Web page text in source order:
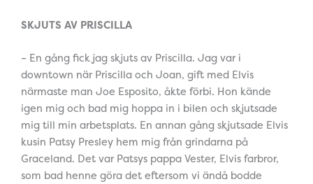
SKJUTS AV PRISCILLA
– En gång fick jag skjuts av Priscilla. Jag var i
downtown när Priscilla och Joan, gift med Elvis
närmaste man Joe Esposito, åkte förbi. Hon kände
igen mig och bad mig hoppa in i bilen och skjutsade
mig till min arbetsplats. En annan gång skjutsade Elvis
kusin Patsy Presley hem mig från grindarna på
Graceland. Det var Patsys pappa Vester, Elvis farbror,
som bad henne göra det eftersom vi ändå bodde